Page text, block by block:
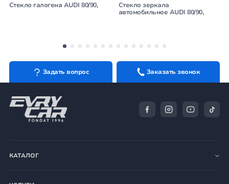
Стекло галогена AUDI 80/90,
Стекло зеркала
автомобильное AUDI 80/90,
Задать вопрос Заказать звонок
КАТАЛОГ